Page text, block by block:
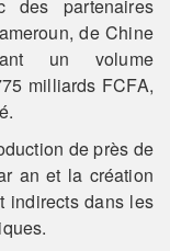
des partenaires
de Chine
un volume
milliards FCFA,
de près de
an et la création
indirects dans les